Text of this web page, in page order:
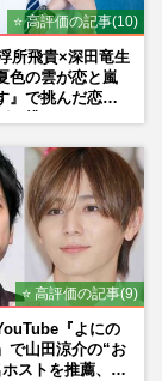
⭐ 高評価の記事(10)
所飛貴×深田竜生
色の雲が恋と嵐
』で挑んだ恋人
⭐ 高評価の記事(9)
『よにの
で山田涼介の“お
ストを推薦、歌